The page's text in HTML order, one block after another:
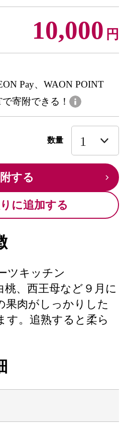
10,000 円
Pay、WAON POINT
寄附できる！
数量
する
に追加する
ツキッチン
桃、西王母など９月に
果肉がしっかりした
す。追熟すると柔ら